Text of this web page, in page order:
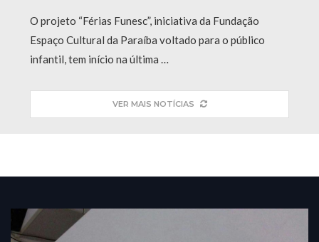
O projeto “Férias Funesc”, iniciativa da Fundação
Espaço Cultural da Paraíba voltado para o público
infantil, tem início na última …
VER MAIS NOTÍCIAS